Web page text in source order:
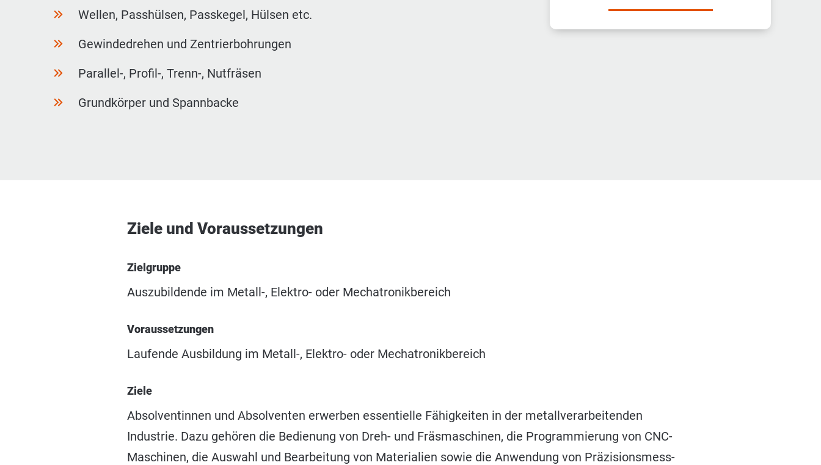
Wellen, Passhülsen, Passkegel, Hülsen etc.
Gewindedrehen und Zentrierbohrungen
Parallel-, Profil-, Trenn-, Nutfräsen
Grundkörper und Spannbacke
Ziele und Voraussetzungen
Zielgruppe
Auszubildende im Metall-, Elektro- oder Mechatronikbereich
Voraussetzungen
Laufende Ausbildung im Metall-, Elektro- oder Mechatronikbereich
Ziele
Absolventinnen und Absolventen erwerben essentielle Fähigkeiten in der metallverarbeitenden
Industrie. Dazu gehören die Bedienung von Dreh- und Fräsmaschinen, die Programmierung von CNC-
Maschinen, die Auswahl und Bearbeitung von Materialien sowie die Anwendung von Präzisionsmess-